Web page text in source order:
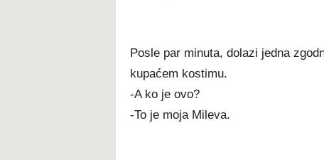
Posle par minuta, dolazi jedna
kupaćem kostimu.
-A ko je ovo?
-To je moja Mileva.